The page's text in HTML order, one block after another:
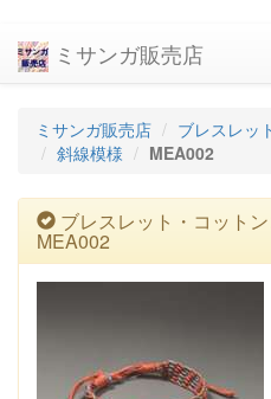
ミサンガ販売店
ミサンガ販売店 ブレスレッ
斜線模様
MEA002
ブレスレット・コット
MEA002